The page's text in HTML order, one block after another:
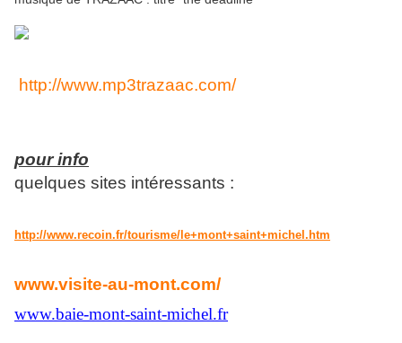
http://www.mp3trazaac.com/
pour info
quelques sites intéressants :
http://www.recoin.fr/tourisme/le+mont+saint+michel.htm
www.visite-au-mont.com/
www.baie-mont-saint-michel.fr